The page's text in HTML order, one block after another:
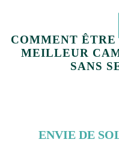
COMMENT ÊTRE
MEILLEUR
SANS
ENVIE DE